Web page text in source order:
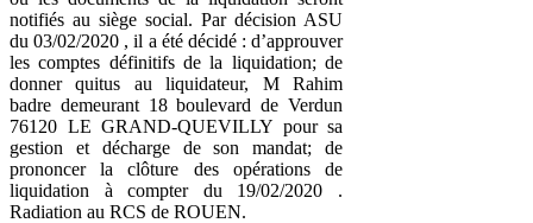
notifiés au siège social. Par décision ASU
du 03/02/2020 , il a été décidé : d’approuver
les comptes définitifs de la liquidation; de
donner quitus au liquidateur, M Rahim
badre demeurant 18 boulevard de Verdun
76120 LE GRAND-QUEVILLY pour sa
gestion et décharge de son mandat; de
prononcer la clôture des opérations de
liquidation à compter du 19/02/2020 .
Radiation au RCS de ROUEN.